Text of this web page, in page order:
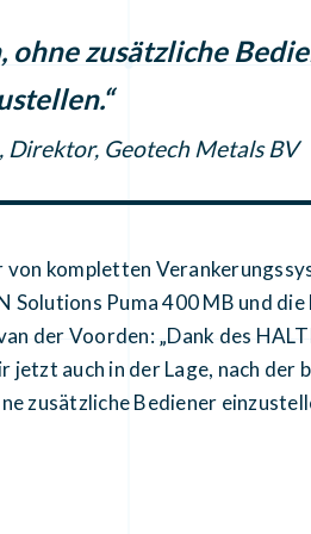
ohne zusätzliche
Direktor, Geotech Metals BV
kompletten
Solutions Puma 400 MB und
der Voorden: „Dank des
jetzt auch in der Lage, nach
zusätzliche Bediener